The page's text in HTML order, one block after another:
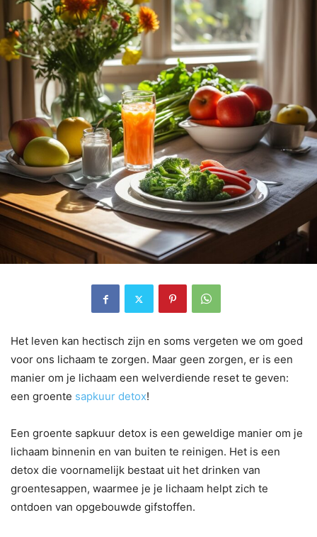
Het leven kan hectisch zijn en soms vergeten we om goed
voor ons lichaam te zorgen. Maar geen zorgen, er is een
manier om je lichaam een welverdiende reset te geven:
een groente sapkuur detox!
Een groente sapkuur detox is een geweldige manier om je
lichaam binnenin en van buiten te reinigen. Het is een
detox die voornamelijk bestaat uit het drinken van
groentesappen, waarmee je je lichaam helpt zich te
ontdoen van opgebouwde gifstoffen.